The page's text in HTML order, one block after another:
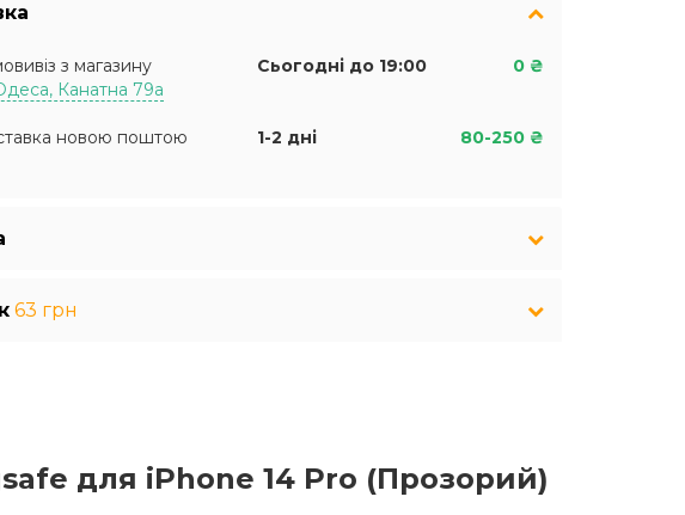
з магазину
Канатна 79а
Сьогодні до 19:00 0 ₴
новою поштою 1-2 дні 80-250 ₴
63 грн
для iPhone 14 Pro (Прозорий)